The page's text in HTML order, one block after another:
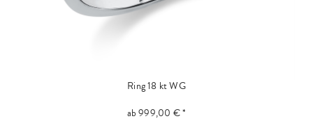
Ring 18 kt WG
ab 999,00 € *